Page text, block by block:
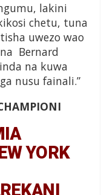
lakini
chetu, tuna
uwezo wao
Bernard
na kuwa
nusu fainali.”
YORK